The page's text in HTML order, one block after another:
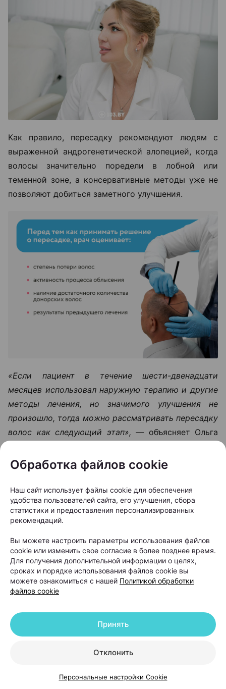
Как правило, пересадку рекомендуют людям с
выраженной андрогенетической алопецией, когда
волосы значительно поредели в лобной или
теменной зоне, а консервативные методы уже не
позволяют добиться заметного улучшения.
«Если пациент в течение шести-двенадцати
месяцев использовал наружную терапию и другие
методы лечения, но значимого улучшения не
произошло, тогда можно рассматривать пересадку
волос как следующий этап», — объясняет Ольга
не устраняет причину
андрогенетической алопеции. Она
помогает восстановить густоту волос
облысения может продолжаться.
Именно поэтому после операции работа с
волосами не заканчивается. В первые недели
рекомендации хирурга. Обычно пациентам
советуют:
отказаться от посещения бани и сауны;
Обработка файлов cookie
Наш сайт использует файлы cookie для обеспечения
удобства пользователей сайта, его улучшения, сбора
статистики и предоставления персонализированных
рекомендаций.
Вы можете настроить параметры использования файлов
cookie или изменить свое согласие в более позднее время.
Для получения дополнительной информации о целях,
сроках и порядке использования файлов cookie вы
можете ознакомиться с нашей Политикой обработки
файлов cookie
Отклонить
Принять
Персональные настройки Cookie